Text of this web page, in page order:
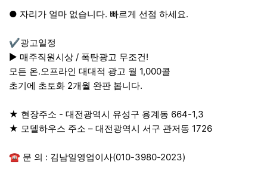
● 자리가 얼마 없습니다. 빠르게 선점 하세요.
✔광고일정
▶ 매주직원시상 / 폭탄광고 무조건!
모든 온.오프라인 대대적 광고 월 1,000콜
초기에 초토화 2개월 완판 봅니다.
★ 현장주소 - 대전광역시 유성구 용계동 664-1,3
★ 모델하우스 주소 – 대전광역시 서구 관저동 1726
☎ 문 의 : 김남일영업이사(010-3980-2023)